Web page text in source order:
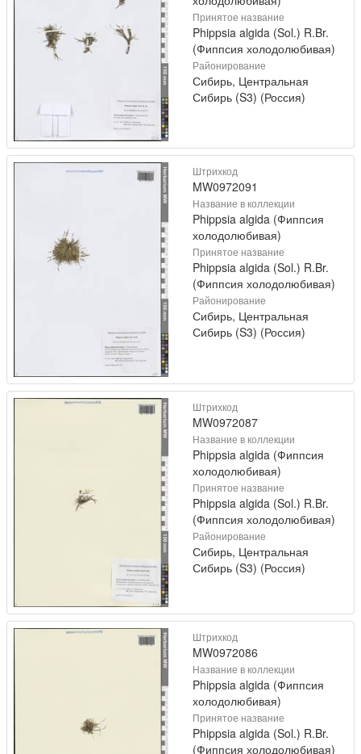
Принятое название
Phippsia algida (Sol.) R.Br.
(Фиппсия холодолюбивая)
Районирование
Сибирь, Центральная
Сибирь (S3) (Россия)
Штрихкод
MW0972091
Название в коллекции
Phippsia algida (Фиппсия
холодолюбивая)
Принятое название
Phippsia algida (Sol.) R.Br.
(Фиппсия холодолюбивая)
Районирование
Сибирь, Центральная
Сибирь (S3) (Россия)
Штрихкод
MW0972087
Название в коллекции
Phippsia algida (Фиппсия
холодолюбивая)
Принятое название
Phippsia algida (Sol.) R.Br.
(Фиппсия холодолюбивая)
Районирование
Сибирь, Центральная
Сибирь (S3) (Россия)
Штрихкод
MW0972086
Название в коллекции
Phippsia algida (Фиппсия
холодолюбивая)
Принятое название
Phippsia algida (Sol.) R.Br.
(Фиппсия холодолюбивая)